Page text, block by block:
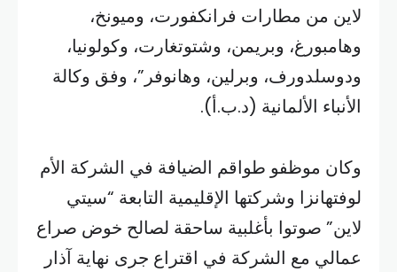
لاين من مطارات فرانكفورت، وميونخ،
وهامبورغ، وبريمن، وشتوتغارت، وكولونيا،
ودوسلدورف، وبرلين، وهانوفر”، وفق وكالة
الأنباء الألمانية (د.ب.أ).
وكان موظفو طواقم الضيافة في الشركة الأم
لوفتهانزا وشركتها الإقليمية التابعة “سيتي
لاين” صوتوا بأغلبية ساحقة لصالح خوض صراع
عمالي مع الشركة في اقتراع جرى نهاية آذار